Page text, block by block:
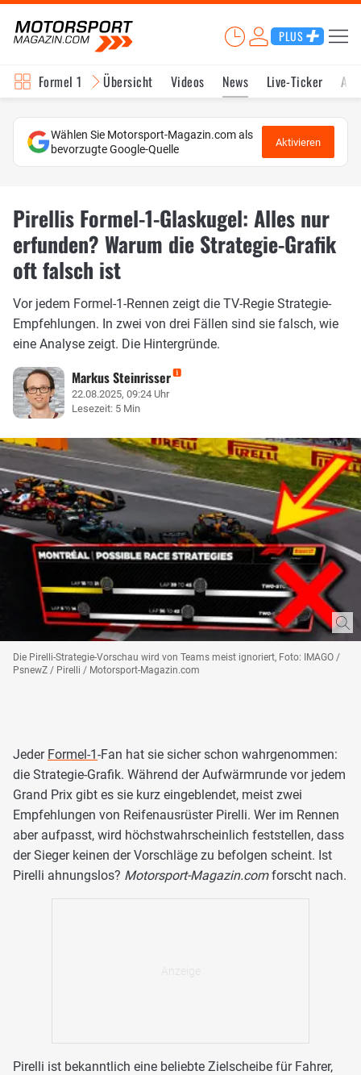
PLUS
Formel 1 Übersicht Videos News Live-Ticker
Wählen Sie Motorsport-Magazin.com als
bevorzugte Google-Quelle
Aktivieren
Pirellis Formel-1-Glaskugel: Alles nur
erfunden? Warum die Strategie-Grafik
oft falsch ist
Vor jedem Formel-1-Rennen zeigt die TV-Regie Strategie-
Empfehlungen. In zwei von drei Fällen sind sie falsch, wie
eine Analyse zeigt. Die Hintergründe.
Markus Steinrisser
22.08.2025, 09:24 Uhr
Lesezeit: 5 Min
Die Pirelli-Strategie-Vorschau wird von Teams meist ignoriert, Foto: IMAGO /
PsnewZ / Pirelli / Motorsport-Magazin.com
Jeder Formel-1-Fan hat sie sicher schon wahrgenommen:
die Strategie-Grafik. Während der Aufwärmrunde vor jedem
Grand Prix gibt es sie kurz eingeblendet, meist zwei
Empfehlungen von Reifenausrüster Pirelli. Wer im Rennen
aber aufpasst, wird höchstwahrscheinlich feststellen, dass
der Sieger keinen der Vorschläge zu befolgen scheint. Ist
Pirelli ahnungslos? Motorsport-Magazin.comforscht nach.
Pirelli ist bekanntlich eine beliebte Zielscheibe für Fahrer,